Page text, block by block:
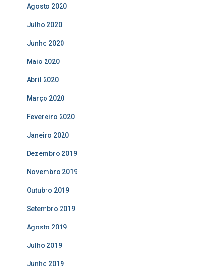
Agosto 2020
Julho 2020
Junho 2020
Maio 2020
Abril 2020
Março 2020
Fevereiro 2020
Janeiro 2020
Dezembro 2019
Novembro 2019
Outubro 2019
Setembro 2019
Agosto 2019
Julho 2019
Junho 2019